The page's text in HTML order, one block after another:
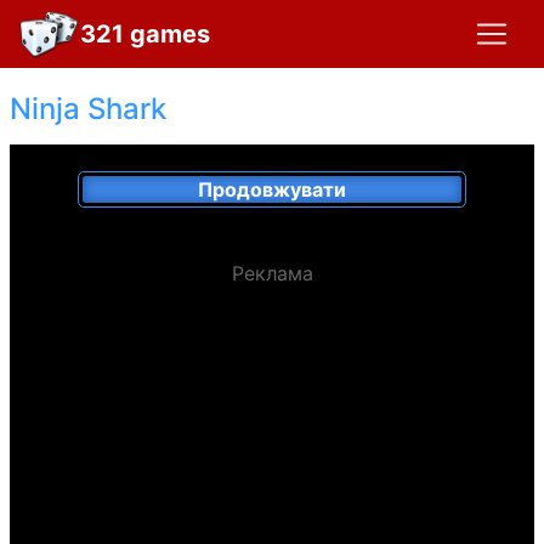
321 games
Ninja Shark
Продовжувати
Реклама